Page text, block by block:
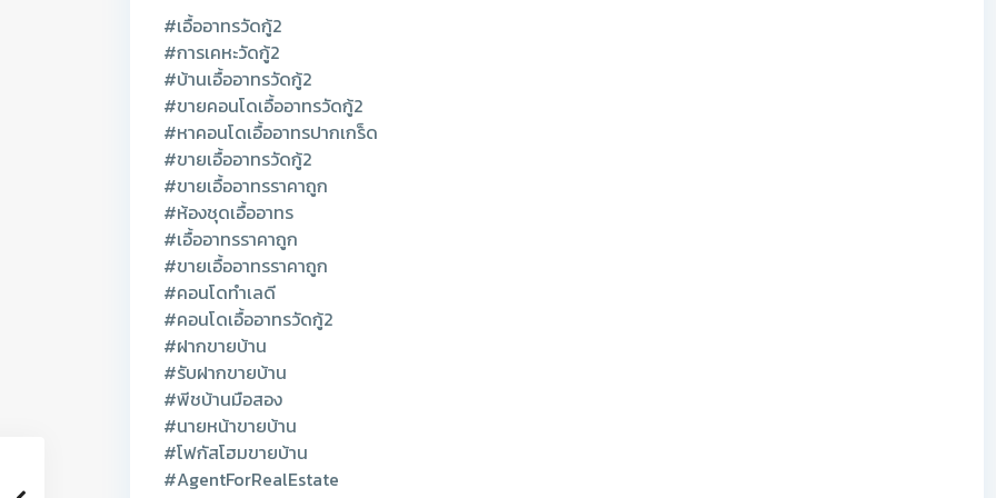
#เอื้ออาทรวัดกู้2
#การเคหะวัดกู้2
#บ้านเอื้ออาทรวัดกู้2
#ขายคอนโดเอื้ออาทรวัดกู้2
#หาคอนโดเอื้ออาทรปากเกร็ด
#ขายเอื้ออาทรวัดกู้2
#ขายเอื้ออาทรราคาถูก
#ห้องชุดเอื้ออาทร
#เอื้ออาทรราคาถูก
#ขายเอื้ออาทรราคาถูก
#คอนโดทำเลดี
#คอนโดเอื้ออาทรวัดกู้2
#ฝากขายบ้าน
#รับฝากขายบ้าน
#พีชบ้านมือสอง
#นายหน้าขายบ้าน
#โฟกัสโฮมขายบ้าน
#AgentForRealEstate